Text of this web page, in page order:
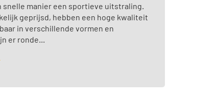
snelle manier een sportieve uitstraling.
geprijsd, hebben een hoge kwaliteit
in verschillende vormen en
er ronde...